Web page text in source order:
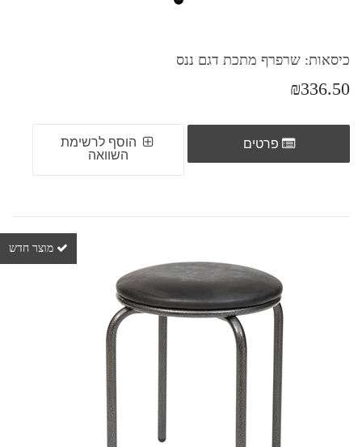
כיסאות: שרפרף מתכת דגם ננס
₪336.50
פרטים
הוסף לרשימת
השוואה
מוצר חדש